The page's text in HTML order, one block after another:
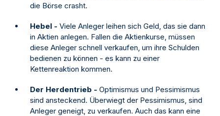
die Börse crasht.
Hebel - Viele Anleger leihen sich Geld, das sie dann
in Aktien anlegen. Fallen die Aktienkurse, müssen
diese Anleger schnell verkaufen, um ihre Schulden
bedienen zu können - es kann zu einer
Kettenreaktion kommen.
Der Herdentrieb - Optimismus und Pessimismus
sind ansteckend. Überwiegt der Pessimismus, sind
Anleger geneigt, zu verkaufen. Auch das kann eine